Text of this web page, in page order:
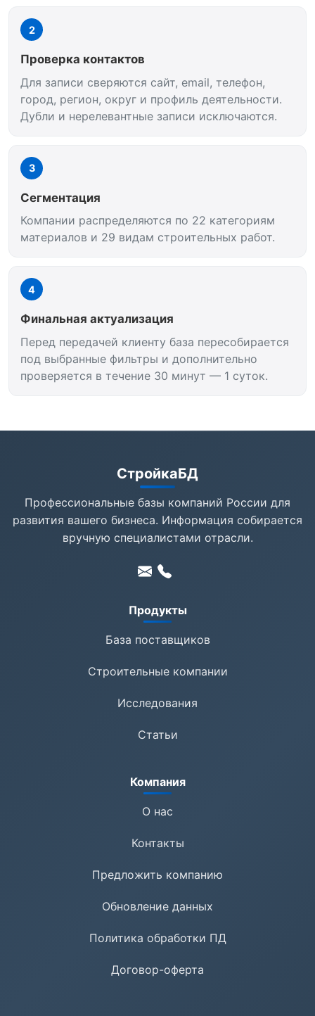
2
Проверка контактов
Для записи сверяются сайт, email, телефон,
город, регион, округ и профиль деятельности.
Дубли и нерелевантные записи исключаются.
3
Сегментация
Компании распределяются по 22 категориям
материалов и 29 видам строительных работ.
4
Финальная актуализация
Перед передачей клиенту база пересобирается
под выбранные фильтры и дополнительно
проверяется в течение 30 минут — 1 суток.
СтройкаБД
Профессиональные базы компаний России для
развития вашего бизнеса. Информация собирается
вручную специалистами отрасли.
Продукты
База поставщиков
Строительные компании
Исследования
Статьи
Компания
О нас
Контакты
Предложить компанию
Обновление данных
Политика обработки ПД
Договор-оферта